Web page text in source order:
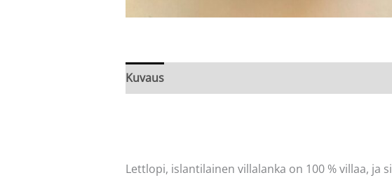
Kuvaus
Lettlopi, islantilainen villalanka on 100 % villaa,